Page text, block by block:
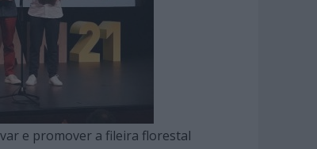
e promover a fileira florestal